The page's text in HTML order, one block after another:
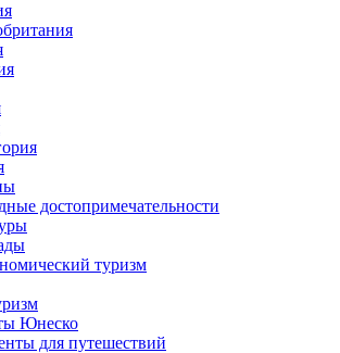
достопримечательности
туризм
Юнеско
для путешествий